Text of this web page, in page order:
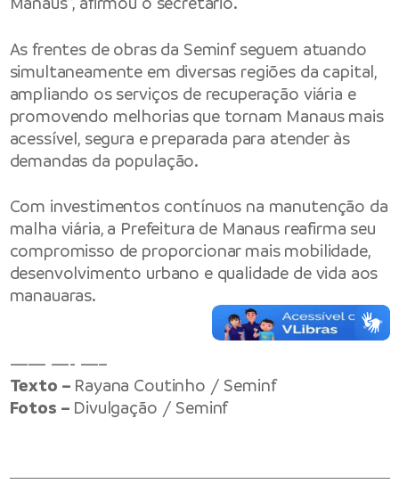
As frentes de obras da Seminf seguem atuando
simultaneamente em diversas regiões da capital,
ampliando os serviços de recuperação viária e
promovendo melhorias que tornam Manaus mais
acessível, segura e preparada para atender às
demandas da população.
Com investimentos contínuos na manutenção da
malha viária, a Prefeitura de Manaus reafirma seu
compromisso de proporcionar mais mobilidade,
desenvolvimento urbano e qualidade de vida aos
manauaras.
—— —- —–
Texto – Rayana Coutinho / Seminf
Fotos – Divulgação / Seminf